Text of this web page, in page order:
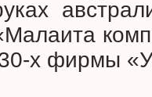
х фирмы